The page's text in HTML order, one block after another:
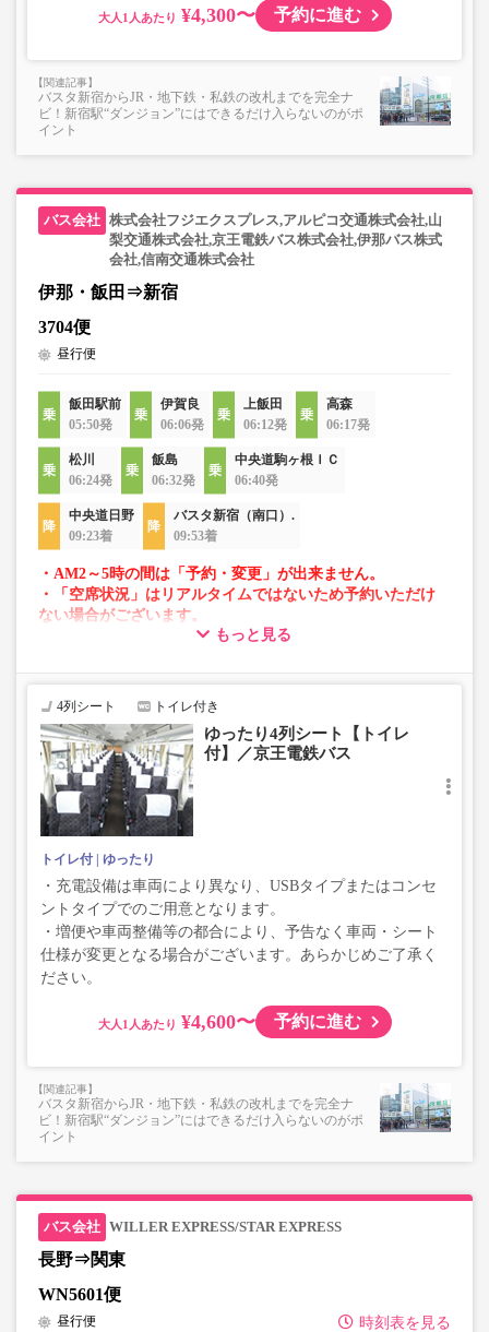
大人 ¥4,300〜 予約に進む
バスタ新宿からJR・地下鉄・私鉄の改札までを完全ナ
ビ！新宿駅“ダンジョン”にはできるだけ入らないのがポ
イント
株式会社フジエクスプレス,アルピコ交通株式会社,山
梨交通株式会社,京王電鉄バス株式会社,伊那バス株式
会社,信南交通株式会社
伊那・飯田⇒新宿
3704便
昼行便
飯田駅前
05:50発
伊賀良
06:06発
上飯田
06:12発
高森
06:17発
松川
06:24発
飯島
06:32発
中央道駒ヶ根ＩＣ
06:40発
中央道日野
09:23着
バスタ新宿（南口）.
09:53着
・AM2～5時の間は「予約・変更」が出来ません。
・「空席状況」はリアルタイムではないため予約いただけ
ない場合がございます。
・車両は予告なく変更となる場合がございます。これに伴
で、あらかじめご了承ください。
もっと見る
4列シート トイレ付き
ゆったり4列シート【トイレ
付】／京王電鉄バス
トイレ付 ゆったり
・充電設備は車両により異なり、USBタイプまたはコンセ
ントタイプでのご用意となります。
・増便や車両整備等の都合により、予告なく車両・シート
仕様が変更となる場合がございます。あらかじめご了承く
ださい。
大人 ¥4,600〜 予約に進む
バスタ新宿からJR・地下鉄・私鉄の改札までを完全ナ
ビ！新宿駅“ダンジョン”にはできるだけ入らないのがポ
イント
WILLER EXPRESS/STAR EXPRESS
長野⇒関東
WN5601便
時刻表を見る
昼行便